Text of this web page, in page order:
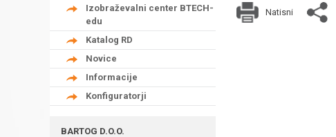
Izobraževalni center BTECH-
edu
Katalog RD
Novice
Informacije
Konfiguratorji
BARTOG D.O.O.
Natisni